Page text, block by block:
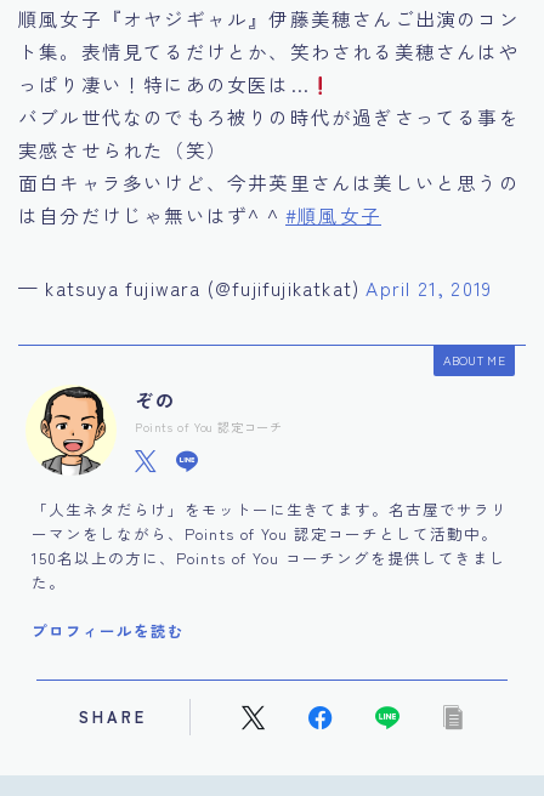
順風女子『オヤジギャル』伊藤美穂さんご出演のコン
ト集。表情見てるだけとか、笑わされる美穂さんはや
っぱり凄い！特にあの女医は…
バブル世代なのでもろ被りの時代が過ぎさってる事を
実感させられた（笑）
面白キャラ多いけど、今井英里さんは美しいと思うの
は自分だけじゃ無いはず^ ^#順風女子
— katsuya fujiwara (@fujifujikatkat) April 21, 2019
ABOUT ME
ぞの
Points of You 認定コーチ
「人生ネタだらけ」をモットーに生きてます。名古屋でサラリ
ーマンをしながら、Points of You 認定コーチとして活動中。
150名以上の方に、Points of You コーチングを提供してきまし
た。
プロフィールを読む
SHARE